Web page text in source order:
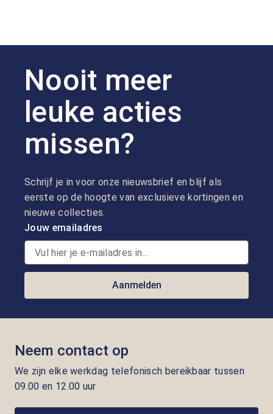
Nooit meer
leuke acties
missen?
Schrijf je in voor onze nieuwsbrief en blijf als
eerste op de hoogte van exclusieve kortingen en
nieuwe collecties.
Jouw emailadres
Aanmelden
Neem contact op
We zijn elke werkdag telefonisch bereikbaar tussen
09.00 en 12.00 uur